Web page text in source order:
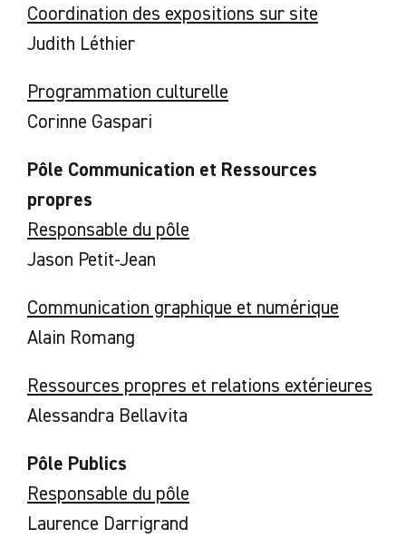
Coordination des expositions sur site
Judith Léthier
Programmation culturelle
Corinne Gaspari
Pôle Communication et Ressources
propres
Responsable du pôle
Jason Petit-Jean
Communication graphique et numérique
Alain Romang
Ressources propres et relations extérieures
Alessandra Bellavita
Pôle Publics
Responsable du pôle
Laurence Darrigrand